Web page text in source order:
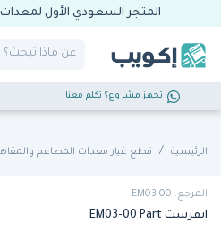
المتجر السعودي الأول
تجهز مشروع؟ تكلم معنا
الرئيسية قطع غيار معدات المطاعم
المرجع: EM03-00
ايفرست EM03-00 Part